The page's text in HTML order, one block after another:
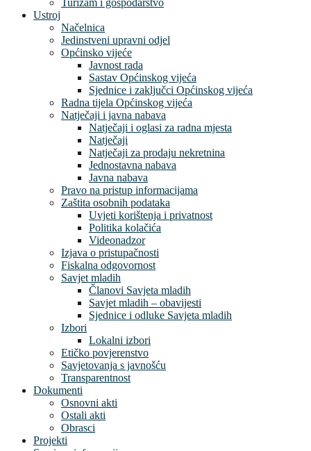
Ustroj
Načelnica
Jedinstveni upravni odjel
Općinsko vijeće
Javnost rada
Sastav Općinskog vijeća
Sjednice i zaključci Općinskog vijeća
Radna tijela Općinskog vijeća
Natječaji i javna nabava
Natječaji i oglasi za radna mjesta
Natječaji
Natječaji za prodaju nekretnina
Jednostavna nabava
Javna nabava
Pravo na pristup informacijama
Zaštita osobnih podataka
Uvjeti korištenja i privatnost
Politika kolačića
Videonadzor
Izjava o pristupačnosti
Fiskalna odgovornost
Savjet mladih
Članovi Savjeta mladih
Savjet mladih – obavijesti
Sjednice i odluke Savjeta mladih
Izbori
Lokalni izbori
Etičko povjerenstvo
Savjetovanja s javnošću
Transparentnost
Dokumenti
Osnovni akti
Ostali akti
Obrasci
Projekti